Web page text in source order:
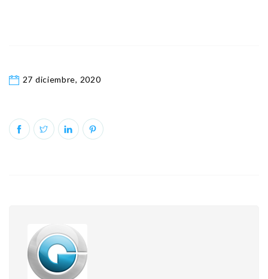
27 diciembre, 2020